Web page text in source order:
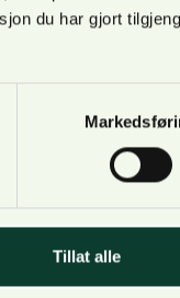
du har gjort
Tillat alle
og bruk av
grundige
om eventuelle